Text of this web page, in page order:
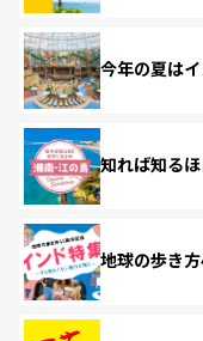
今年の夏は
知れば知る
地球の歩き